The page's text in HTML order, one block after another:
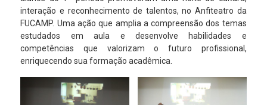
interação e reconhecimento de talentos, no Anfiteatro da
FUCAMP. Uma ação que amplia a compreensão dos temas
estudados em aula e desenvolve habilidades e
competências que valorizam o futuro profissional,
enriquecendo sua formação acadêmica.